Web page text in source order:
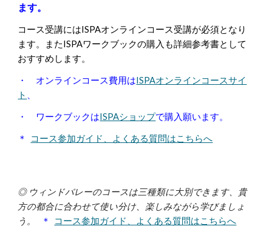
ます。
コース受講にはISPAオンラインコース受講が必須となり
ます。またISPAワークブックの購入も詳細参考書として
おすすめします。
・ オンラインコース費用はISPAオンラインコースサイ
ト
・ ワークブックはISPAショップで購入願います。
＊ コース参加ガイド、よくある質問はこちらへ
◎ ウィンドバレーのコースは三種類に大別できます、貴
方の都合に合わせて使い分け、楽しみながら学びましょ
う。
＊ コース参加ガイド、よくある質問はこちらへ